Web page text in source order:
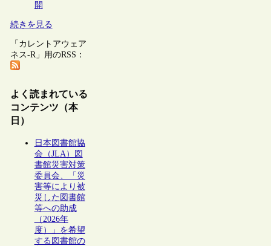
開
続きを見る
「カレントアウェア
ネス-R」用のRSS：
よく読まれている
コンテンツ（本
日）
日本図書館協
会（JLA）図
書館災害対策
委員会、「災
害等により被
災した図書館
等への助成
（2026年
度）」を希望
する図書館の